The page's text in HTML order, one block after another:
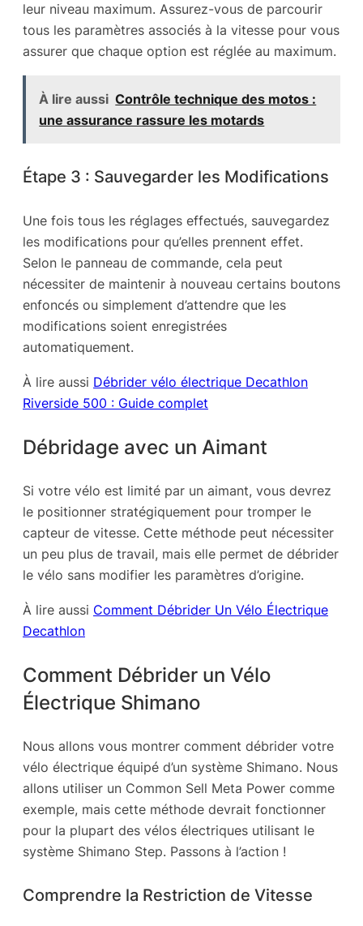
leur niveau maximum. Assurez-vous de parcourir
tous les paramètres associés à la vitesse pour vous
assurer que chaque option est réglée au maximum.
À lire aussi Contrôle technique des motos :
une assurance rassure les motards
Étape 3 : Sauvegarder les Modifications
Une fois tous les réglages effectués, sauvegardez
les modifications pour qu’elles prennent effet.
Selon le panneau de commande, cela peut
nécessiter de maintenir à nouveau certains boutons
enfoncés ou simplement d’attendre que les
modifications soient enregistrées
automatiquement.
À lire aussi Débrider vélo électrique Decathlon
Riverside 500 : Guide complet
Débridage avec un Aimant
Si votre vélo est limité par un aimant, vous devrez
le positionner stratégiquement pour tromper le
capteur de vitesse. Cette méthode peut nécessiter
un peu plus de travail, mais elle permet de débrider
le vélo sans modifier les paramètres d’origine.
À lire aussi Comment Débrider Un Vélo Électrique
Decathlon
Comment Débrider un Vélo
Électrique Shimano
Nous allons vous montrer comment débrider votre
vélo électrique équipé d’un système Shimano. Nous
allons utiliser un Common Sell Meta Power comme
exemple, mais cette méthode devrait fonctionner
pour la plupart des vélos électriques utilisant le
système Shimano Step. Passons à l’action !
Comprendre la Restriction de Vitesse